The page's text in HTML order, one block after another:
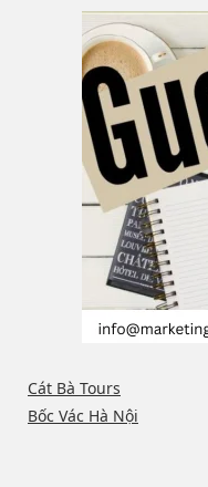
Cát Bà Tours
Bốc Vác Hà Nội